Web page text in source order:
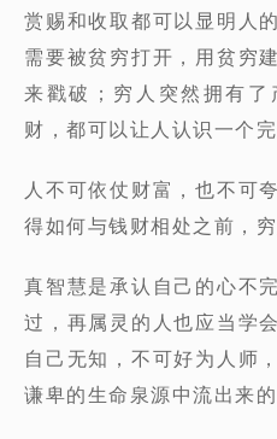
赏赐和收取都可以显明人
需要被贫穷打开，用贫穷
来戳破；穷人突然拥有
财，都可以让人认识一个
人不可依仗财富，也不可
得如何与钱财相处之前，
真智慧是承认自己的心不
过，再属灵的人也应当学
自己无知，不可好为人师
谦卑的生命泉源中流出来的